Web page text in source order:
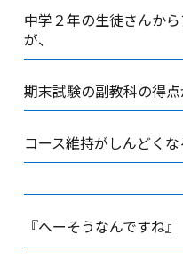
中学２年の生徒さんか
が、
期末試験の副教科の得
コース維持がしんどくな
『へーそうなんですね』